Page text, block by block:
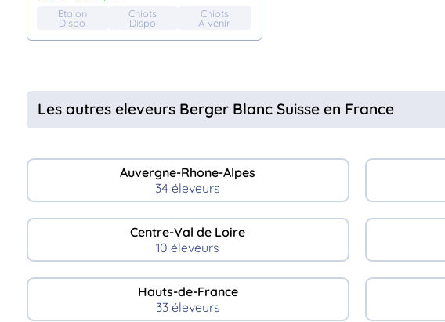
Etalon
Dispo
Chiots
Dispo
Chiots
A venir
Les autres eleveurs Berger Blanc Suisse en France
Auvergne-Rhone-Alpes
34 éleveurs
Centre-Val de Loire
10 éleveurs
Hauts-de-France
33 éleveurs